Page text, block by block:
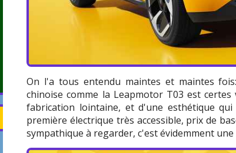
On l'a tous entendu maintes et maintes
chinoise comme la Leapmotor T03 est
fabrication lointaine, et d'une esthétique
première électrique très accessible, prix de
sympathique à regarder, c'est évidemment